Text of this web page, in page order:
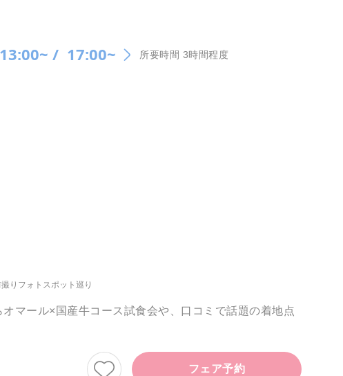
13:00~ / 17:00~ 所要時間 3時間程度
りフォトスポット巡り
マール×国産牛コース試食会や、口コミで話題の着地点
フェア予約